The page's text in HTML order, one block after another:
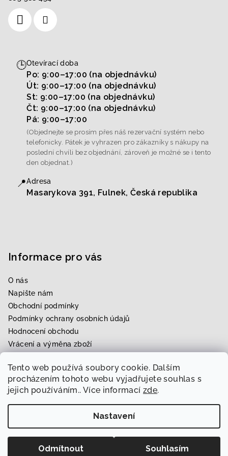
Tento web používá soubory cookie. Dalším
procházením tohoto webu vyjadřujete souhlas s
jejich používáním.. Více informací zde.
Nastavení
Odmítnout Souhlasím
🕒Otevírací doba
Po: 9:00–17:00 (na objednávku)
Út: 9:00–17:00 (na objednávku)
St: 9:00–17:00 (na objednávku)
Čt: 9:00–17:00 (na objednávku)
Pá: 9:00–17:00
(Objednejte se prosím přes náš rezervační systém nebo
telefonicky. Pátek je vyhrazen pro zákazníky s nákupy na
poslední chvíli bez objednání, zároveň je možné se i tento
den objednat.)
📍Adresa
Masarykova 391, Fulnek, Česká republika
Informace pro vás
O nás
Napište nám
Obchodní podmínky
Podmínky ochrany osobních údajů
Hodnocení obchodu
Vrácení a výměna zboží
Rezervace zkoušky
Upravit nastavení cookies